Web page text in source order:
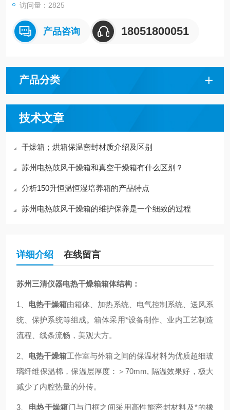
访问量：2825
产品咨询 18051800051
产品分类
技术文章
干燥箱；烘箱保温密封材质介绍及区别
苏州电热鼓风干燥箱和真空干燥箱有什么区别？
分析150升恒温恒湿培养箱的产品特点
苏州电热鼓风干燥箱的维护保养是一个细致的过程
详细介绍 在线留言
苏州三清仪器电热干燥箱箱体结构：
1、 电热干燥箱由箱体、加热系统、电气控制系统、送风系
统、保护系统等组成。箱体采用*设备制作、业内工艺制造
流程、线条流畅，美观大方。
2、 电热干燥箱工作室与外箱之间的保温材料为优质超细玻
璃纤维保温棉，保温层厚度：＞70mm, 隔温效果好，极大
减少了内腔热量的外传。
3、 电热干燥箱门与门框之间采用高性能密封材料及*的橡